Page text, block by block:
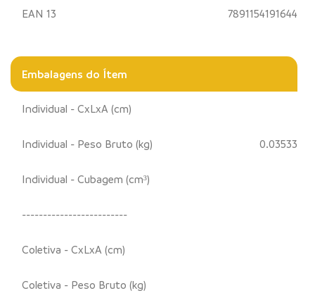
EAN 13 7891154191644
Embalagens do Ítem
Individual - CxLxA (cm)
Individual - Peso Bruto (kg) 0.03533
Individual - Cubagem (cm³)
-------------------------
Coletiva - CxLxA (cm)
Coletiva - Peso Bruto (kg)